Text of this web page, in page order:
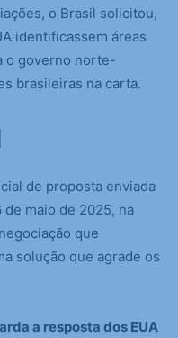
o Brasil solicitou,
identificassem áreas
o governo norte-
brasileiras na carta.
de proposta enviada
maio de 2025, na
que
solução que agrade os
a resposta dos EUA